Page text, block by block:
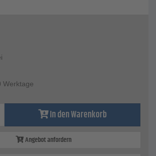
Werktage
In den Warenkorb
Angebot anfordern